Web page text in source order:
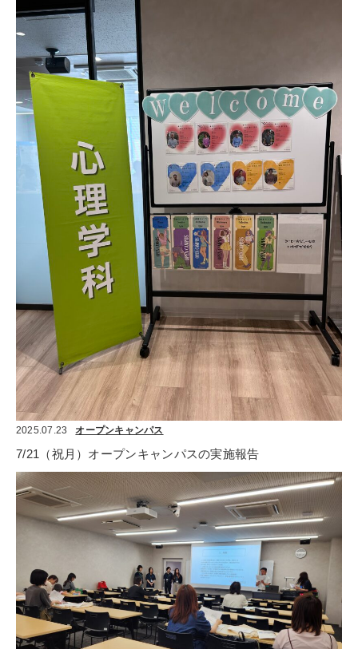
2025.07.23 オープンキャンパス
7/21（祝月）オープンキャンパスの実施報告